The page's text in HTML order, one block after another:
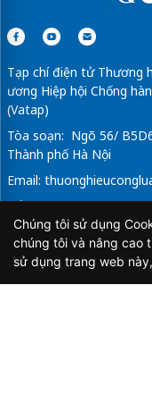
Tạp chí điện tử Thương
ương Hiệp hội Chống
(Vatap)
Tòa soạn: Ngõ 56/
Thành phố Hà Nội
Email:
Tổng Biên Tập: Vũ Đức
Giấy phép hoạt động
Thông tin và Truyền
Chúng tôi sử dụng
chúng tôi và nâng cao
sử dụng trang web